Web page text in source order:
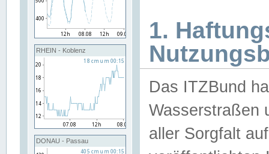
RHEIN - Koblenz
DONAU - Passau
1.
Das ITZBund
Wasserstraßen
aller Sorgfalt